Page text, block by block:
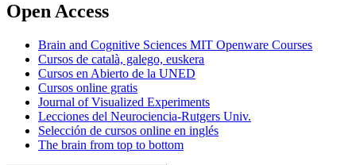
Open Access
Brain and Cognitive Sciences MIT Openware Courses
Cursos de català, galego, euskera
Cursos en Abierto de la UNED
Cursos online gratis
Journal of Visualized Experiments
Lecciones del Neurociencia-Rutgers Univ.
Selección de cursos online en inglés
The brain from top to bottom